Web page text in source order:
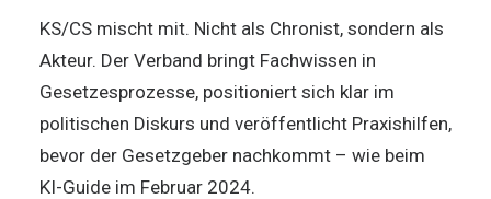
KS/CS mischt mit. Nicht als Chronist, sondern als
Akteur. Der Verband bringt Fachwissen in
Gesetzesprozesse, positioniert sich klar im
politischen Diskurs und veröffentlicht Praxishilfen,
bevor der Gesetzgeber nachkommt – wie beim
KI-Guide im Februar 2024.